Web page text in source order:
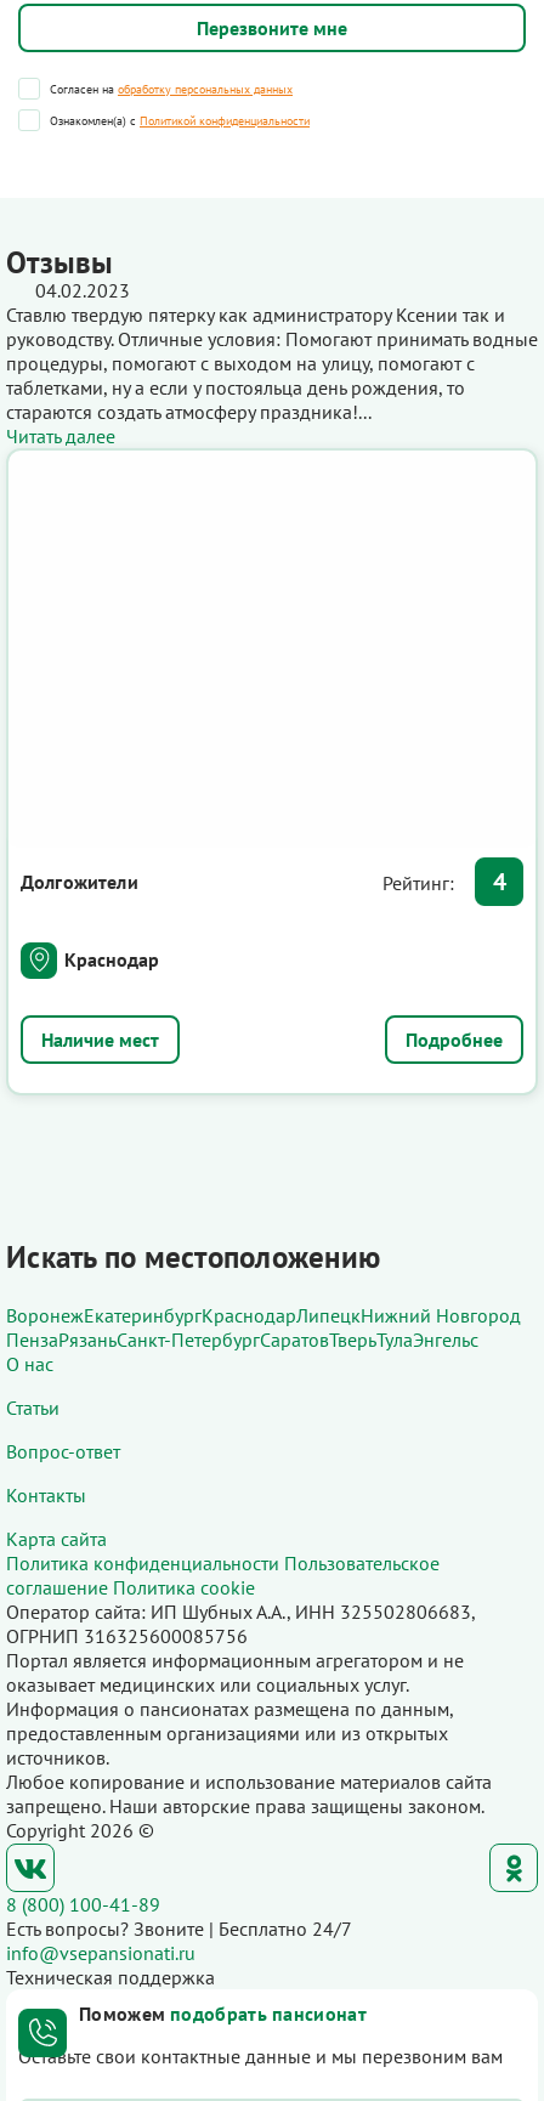
Согласен на обработку персональных данных
Ознакомлен(а) с Политикой конфиденциальности
Отзывы
04.02.2023
Ставлю твердую пятерку как администратору Ксении так и
руководству. Отличные условия: Помогают принимать водные
процедуры, помогают с выходом на улицу, помогают с
таблетками, ну а если у постояльца день рождения, то
стараются создать атмосферу праздника!...
Читать далее
Долгожители Рейтинг: 4
Краснодар
Подробнее
Искать по местоположению
ВоронежЕкатеринбургКраснодарЛипецкНижний Новгород
ПензаРязаньСанкт-ПетербургСаратовТверьТулаЭнгельс
О нас
Статьи
Вопрос-ответ
Контакты
Карта сайта
Политика конфиденциальности Пользовательское
соглашение Политика cookie
Оператор сайта: ИП Шубных А.А., ИНН 325502806683,
ОГРНИП 316325600085756
Портал является информационным агрегатором и не
оказывает медицинских или социальных услуг.
Информация о пансионатах размещена по данным,
предоставленным организациями или из открытых
источников.
Любое копирование и использование материалов сайта
запрещено. Наши авторские права защищены законом.
Copyright 2026 ©
8 (800) 100-41-89
Есть вопросы? Звоните | Бесплатно 24/7
info@vsepansionati.ru
Техническая поддержка
Поможем подобрать пансионат
Оставьте свои контактные данные и мы перезвоним вам